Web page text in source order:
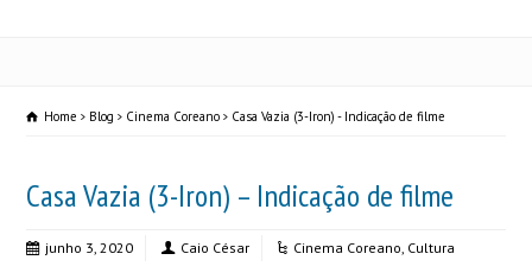
Home Blog Cinema Coreano Casa Vazia (3-Iron) - Indicação de filme
Casa Vazia (3-Iron) – Indicação de filme
junho 3, 2020 Caio César Cinema Coreano, Cultura